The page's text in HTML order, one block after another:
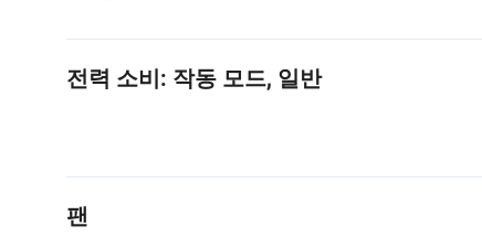
전력 소비: 작동 모드, 일반
팬